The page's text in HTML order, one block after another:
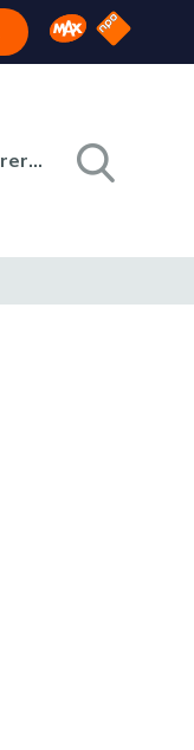
Omroep MAX
NPO
Registreren